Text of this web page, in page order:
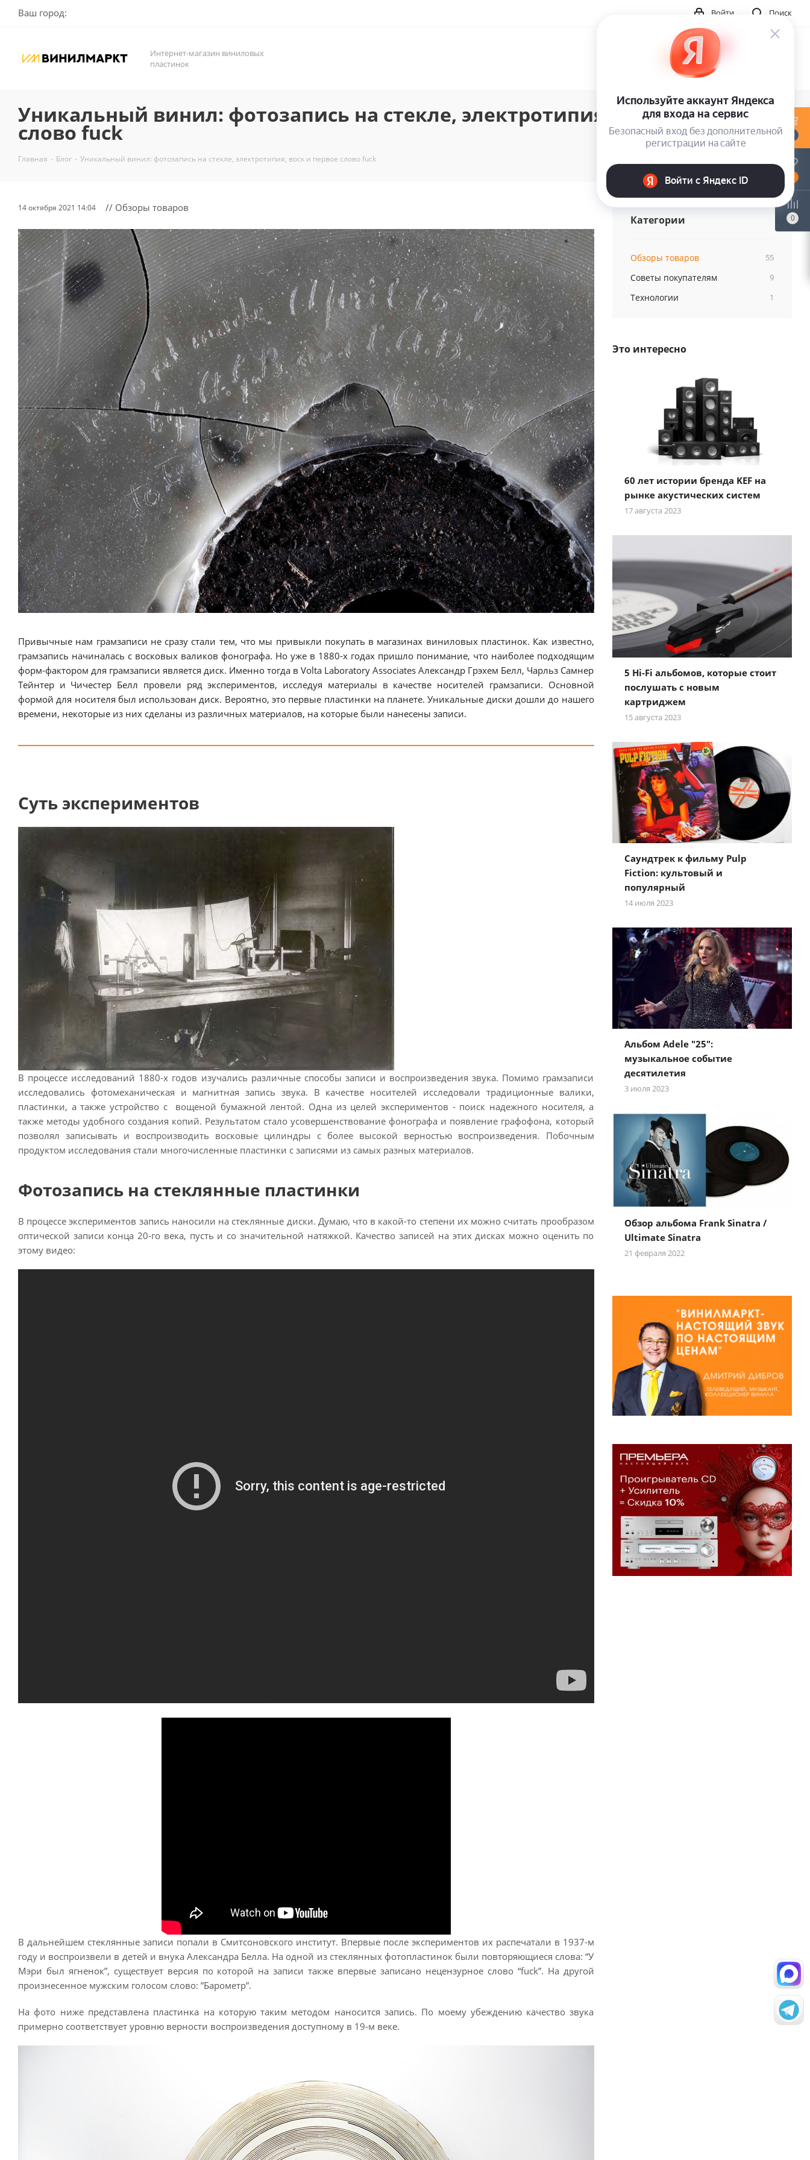
Ваш город: Поиск
Войти
Интернет-магазин виниловых
пластинок
Уникальный винил: фотозапись на стекле, электротипия, воск и первое
слово fuck
Главная - Блог - Уникальный винил: фотозапись на стекле, электротипия, воск и первое слово fuck
14 октября 2021 14:04 // Обзоры товаров
Привычные нам грамзаписи не сразу стали тем, что мы привыкли покупать в магазинах виниловых пластинок. Как известно,
грамзапись начиналась с восковых валиков фонографа. Но уже в 1880-х годах пришло понимание, что наиболее подходящим
форм-фактором для грамзаписи является диск. Именно тогда в Volta Laboratory Associates Александр Грэхем Белл, Чарльз Самнер
Тейнтер и Чичестер Белл провели ряд экспериментов, исследуя материалы в качестве носителей грамзаписи. Основной
формой для носителя был использован диск. Вероятно, это первые пластинки на планете. Уникальные диски дошли до нашего
времени, некоторые из них сделаны из различных материалов, на которые были нанесены записи.
Суть экспериментов
В процессе исследований 1880-х годов изучались различные способы записи и воспроизведения звука. Помимо грамзаписи
исследовались фотомеханическая и магнитная запись звука. В качестве носителей исследовали традиционные валики,
пластинки, а также устройство с вощеной бумажной лентой. Одна из целей экспериментов - поиск надежного носителя, а
также методы удобного создания копий. Результатом стало усовершенствование фонографа и появление графофона, который
позволял записывать и воспроизводить восковые цилиндры с более высокой верностью воспроизведения. Побочным
продуктом исследования стали многочисленные пластинки с записями из самых разных материалов.
Фотозапись на стеклянные пластинки
В процессе экспериментов запись наносили на стеклянные диски. Думаю, что в какой-то степени их можно считать прообразом
оптической записи конца 20-го века, пусть и со значительной натяжкой. Качество записей на этих дисках можно оценить по
этому видео:
В дальнейшем стеклянные записи попали в Смитсоновского институт. Впервые после экспериментов их распечатали в 1937-м
году и воспроизвели в детей и внука Александра Белла. На одной из стеклянных фотопластинок были повторяющиеся слова: “У
Мэри был ягненок”, существует версия по которой на записи также впервые записано нецензурное слово “fuck”. На другой
произнесенное мужским голосом слово: ”Барометр”.
На фото ниже представлена пластинка на которую таким методом наносится запись. По моему убеждению качество звука
примерно соответствует уровню верности воспроизведения доступному в 19-м веке.
Категории
Обзоры товаров 55
Советы покупателям 9
Технологии 1
Это интересно
60 лет истории бренда KEF на
рынке акустических систем
17 августа 2023
5 Hi-Fi альбомов, которые стоит
послушать с новым
картриджем
15 августа 2023
Саундтрек к фильму Pulp
Fiction: культовый и
популярный
14 июля 2023
Альбом Adele "25":
музыкальное событие
десятилетия
3 июля 2023
Обзор альбома Frank Sinatra /
Ultimate Sinatra
21 февраля 2022
0
0
0